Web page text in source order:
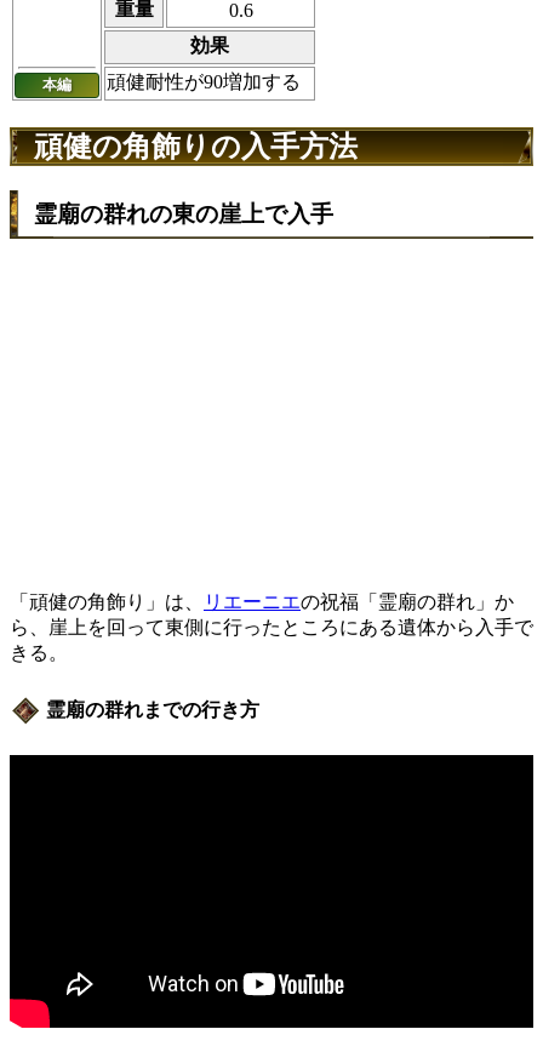
本編
重量
0.6
効果
頑健耐性が90増加する
頑健の角飾りの入手方法
霊廟の群れの東の崖上で入手
「頑健の角飾り」は、 リエーニエの祝福「霊廟の群れ」か
ら、崖上を回って東側に行ったところにある遺体から入手で
きる。
霊廟の群れまでの行き方